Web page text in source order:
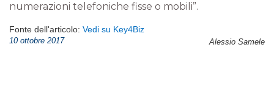
numerazioni telefoniche fisse o mobili”.
Fonte dell'articolo: Vedi su Key4Biz
Alessio Samele
10 ottobre 2017